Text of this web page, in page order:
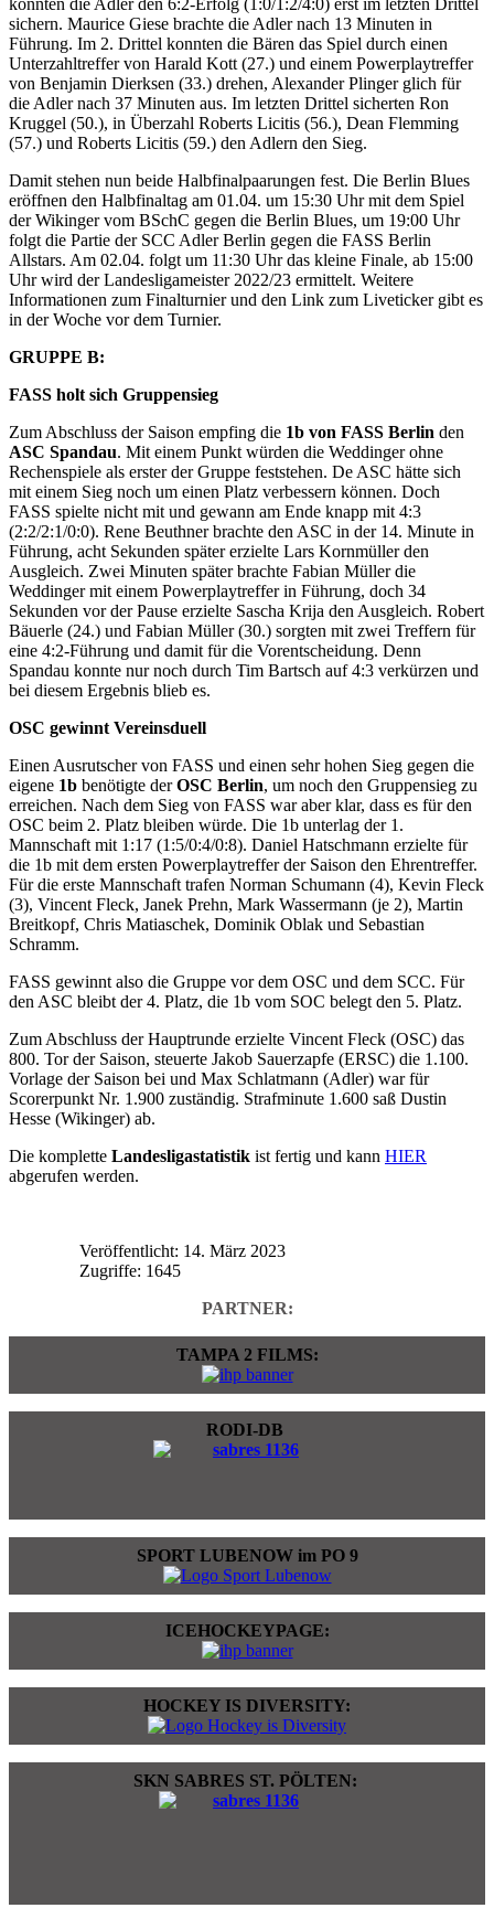
konnten die Adler den 6:2-Erfolg (1:0/1:2/4:0) erst im letzten Drittel
sichern. Maurice Giese brachte die Adler nach 13 Minuten in
Führung. Im 2. Drittel konnten die Bären das Spiel durch einen
Unterzahltreffer von Harald Kott (27.) und einem Powerplaytreffer
von Benjamin Dierksen (33.) drehen, Alexander Plinger glich für
die Adler nach 37 Minuten aus. Im letzten Drittel sicherten Ron
Kruggel (50.), in Überzahl Roberts Licitis (56.), Dean Flemming
(57.) und Roberts Licitis (59.) den Adlern den Sieg.
Damit stehen nun beide Halbfinalpaarungen fest. Die Berlin Blues
eröffnen den Halbfinaltag am 01.04. um 15:30 Uhr mit dem Spiel
der Wikinger vom BSchC gegen die Berlin Blues, um 19:00 Uhr
folgt die Partie der SCC Adler Berlin gegen die FASS Berlin
Allstars. Am 02.04. folgt um 11:30 Uhr das kleine Finale, ab 15:00
Uhr wird der Landesligameister 2022/23 ermittelt. Weitere
Informationen zum Finalturnier und den Link zum Liveticker gibt es
in der Woche vor dem Turnier.
GRUPPE B:
FASS holt sich Gruppensieg
Zum Abschluss der Saison empfing die 1b von FASS Berlin den
ASC Spandau. Mit einem Punkt würden die Weddinger ohne
Rechenspiele als erster der Gruppe feststehen. De ASC hätte sich
mit einem Sieg noch um einen Platz verbessern können. Doch
FASS spielte nicht mit und gewann am Ende knapp mit 4:3
(2:2/2:1/0:0). Rene Beuthner brachte den ASC in der 14. Minute in
Führung, acht Sekunden später erzielte Lars Kornmüller den
Ausgleich. Zwei Minuten später brachte Fabian Müller die
Weddinger mit einem Powerplaytreffer in Führung, doch 34
Sekunden vor der Pause erzielte Sascha Krija den Ausgleich. Robert
Bäuerle (24.) und Fabian Müller (30.) sorgten mit zwei Treffern für
eine 4:2-Führung und damit für die Vorentscheidung. Denn
Spandau konnte nur noch durch Tim Bartsch auf 4:3 verkürzen und
bei diesem Ergebnis blieb es.
OSC gewinnt Vereinsduell
Einen Ausrutscher von FASS und einen sehr hohen Sieg gegen die
eigene 1b benötigte derOSC Berlin, um noch den Gruppensieg zu
erreichen. Nach dem Sieg von FASS war aber klar, dass es für den
OSC beim 2. Platz bleiben würde. Die 1b unterlag der 1.
Mannschaft mit 1:17 (1:5/0:4/0:8). Daniel Hatschmann erzielte für
die 1b mit dem ersten Powerplaytreffer der Saison den Ehrentreffer.
Für die erste Mannschaft trafen Norman Schumann (4), Kevin Fleck
(3), Vincent Fleck, Janek Prehn, Mark Wassermann (je 2), Martin
Breitkopf, Chris Matiaschek, Dominik Oblak und Sebastian
Schramm.
FASS gewinnt also die Gruppe vor dem OSC und dem SCC. Für
den ASC bleibt der 4. Platz, die 1b vom SOC belegt den 5. Platz.
Zum Abschluss der Hauptrunde erzielte Vincent Fleck (OSC) das
800. Tor der Saison, steuerte Jakob Sauerzapfe (ERSC) die 1.100.
Vorlage der Saison bei und Max Schlatmann (Adler) war für
Scorerpunkt Nr. 1.900 zuständig. Strafminute 1.600 saß Dustin
Hesse (Wikinger) ab.
Die komplette Landesligastatistik ist fertig und kann HIER
abgerufen werden.
Veröffentlicht: 14. März 2023
Zugriffe: 1645
PARTNER:
TAMPA 2 FILMS:
RODI-DB
SPORT LUBENOW im PO 9
ICEHOCKEYPAGE:
HOCKEY IS DIVERSITY:
SKN SABRES ST. PÖLTEN: